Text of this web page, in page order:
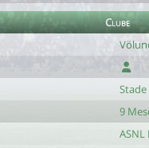
Clube
Stade
9
ASNL